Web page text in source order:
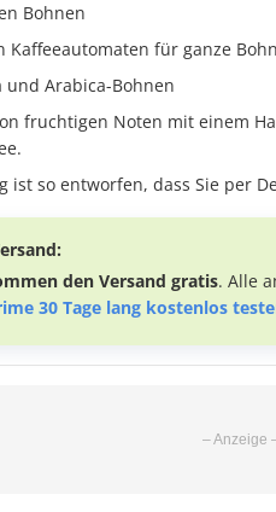
Bohnen
Kaffeeautomaten für ganze
und Arabica-Bohnen
fruchtigen Noten mit einem
ist so entworfen, dass Sie per
den Versand gratis. Alle
30 Tage lang kostenlos